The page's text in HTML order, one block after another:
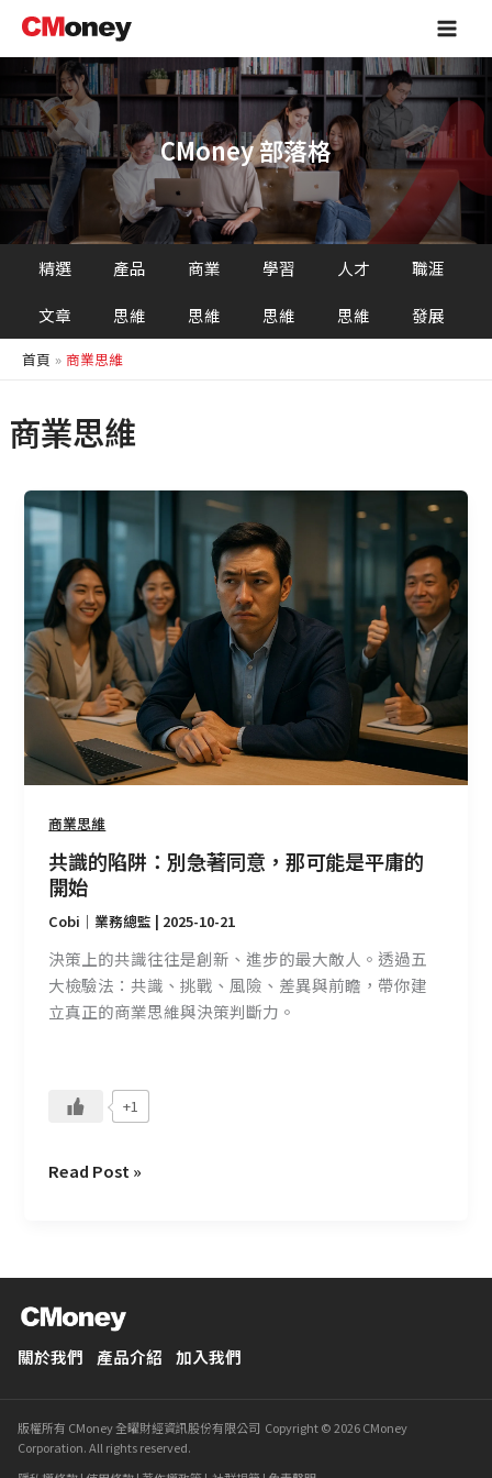
主
容
Main
CMoney 部落格
精選
文章
產品
思維
商業
思維
學習
思維
人才
思維
職涯
發展
首頁 商業思維
商業思維
商業思維
共識的陷阱：別急著同意，那可能是平庸的
開始
Cobi｜業務總監 | 2025-10-21
決策上的共識往往是創新、進步的最大敵人。透過五
大檢驗法：共識、挑戰、風險、差異與前瞻，帶你建
立真正的商業思維與決策判斷力。
+1
識
陷
阱：
別
急
著
同
意，
那
可
能
平
庸
的
開
始
Read Post »
關於我們 產品介紹 加入我們
版權所有 CMoney 全曜財經資訊股份有限公司 Copyright © 2026 CMoney
Corporation. All rights reserved.